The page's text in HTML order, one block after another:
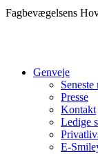
Fagbevægelsens
Genveje
Presse
Kontakt
Ledige
E-